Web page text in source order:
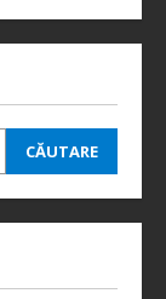
CĂUTARE